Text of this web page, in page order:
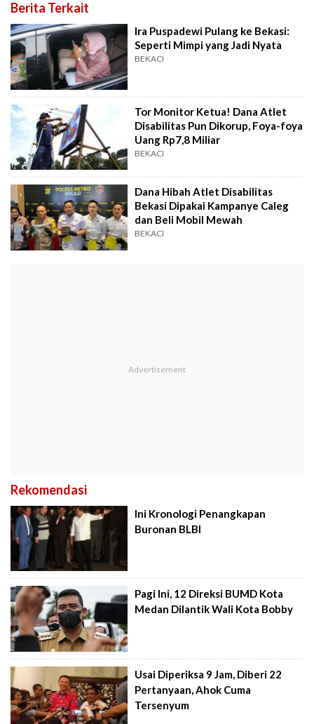
Berita Terkait
Ira Puspadewi Pulang ke Bekasi:
Seperti Mimpi yang Jadi Nyata
BEKACI
Tor Monitor Ketua! Dana Atlet
Disabilitas Pun Dikorup, Foya-foya
Uang Rp7,8 Miliar
BEKACI
Dana Hibah Atlet Disabilitas
Bekasi Dipakai Kampanye Caleg
dan Beli Mobil Mewah
BEKACI
Rekomendasi
Ini Kronologi Penangkapan
Buronan BLBI
Pagi Ini, 12 Direksi BUMD Kota
Medan Dilantik Wali Kota Bobby
Usai Diperiksa 9 Jam, Diberi 22
Pertanyaan, Ahok Cuma
Tersenyum